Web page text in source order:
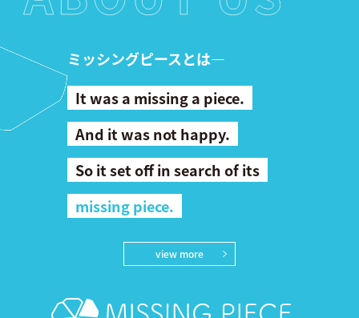
ミッシングピースとは―
It was a missing a piece.
And it was not happy.
So it set off in search of its
missing piece.
view more